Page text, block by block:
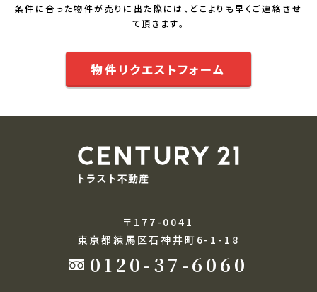
条件に合った物件が売りに出た際には、どこよりも早くご連絡させ
て頂きます。
物件リクエストフォーム
〒177-0041
東京都練馬区石神井町6-1-18
0120-37-6060